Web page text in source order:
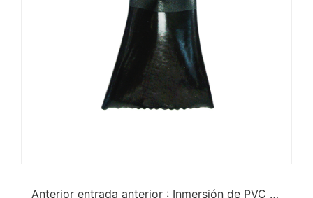
Anterior entrada anterior : Inmersión de PVC azul Acabado sandy Guantes cálidos